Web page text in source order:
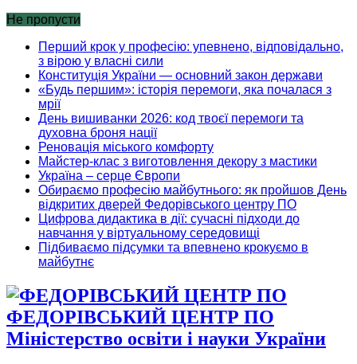
Не пропусти
Перший крок у професію: упевнено, відповідально,
з вірою у власні сили
Конституція України — основний закон держави
«Будь першим»: історія перемоги, яка почалася з
мрії
День вишиванки 2026: код твоєї перемоги та
духовна броня нації
Реновація міського комфорту
Майстер-клас з виготовлення декору з мастики
Україна – серце Європи
Обираємо професію майбутнього: як пройшов День
відкритих дверей Федорівського центру ПО
Цифрова дидактика в дії: сучасні підходи до
навчання у віртуальному середовищі
Підбиваємо підсумки та впевнено крокуємо в
майбутнє
ФЕДОРІВСЬКИЙ ЦЕНТР ПО
Міністерство освіти і науки України